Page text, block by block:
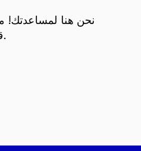
نحن هنا
قادرين على الرد على استفساراتك.